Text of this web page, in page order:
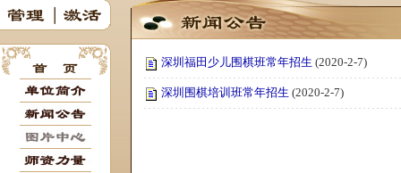
深圳福田少儿围棋班常年招生 (2020-2-7)
深圳围棋培训班常年招生 (2020-2-7)